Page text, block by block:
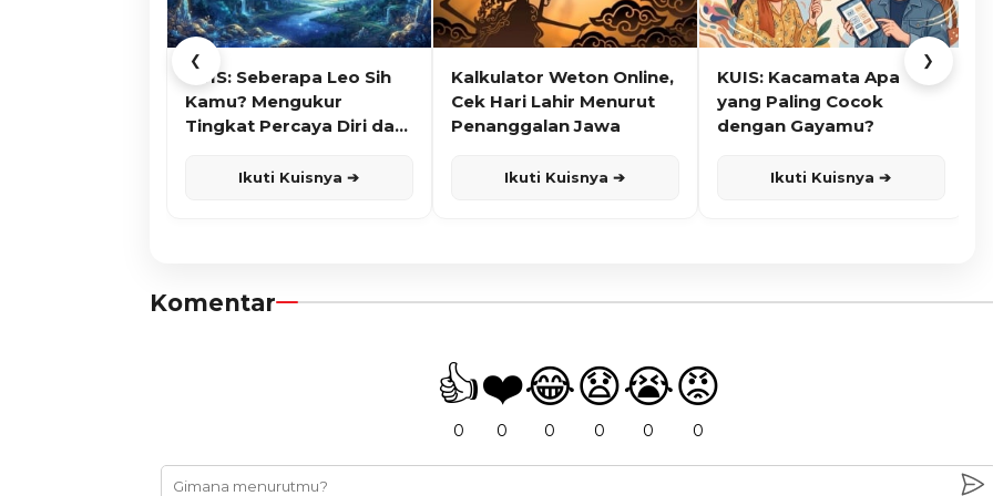
❮
KUIS: Seberapa Leo Sih
Kamu? Mengukur
Tingkat Percaya Diri dan
Ikuti Kuisnya ➔
Kalkulator Weton Online,
Cek Hari Lahir Menurut
Penanggalan Jawa
Ikuti Kuisnya ➔
KUIS: Kacamata Apa
yang Paling Cocok
dengan Gayamu?
Ikuti Kuisnya ➔
❯
Komentar
👍
0
❤️
0
😂
0
😧
0
😭
0
😡
0